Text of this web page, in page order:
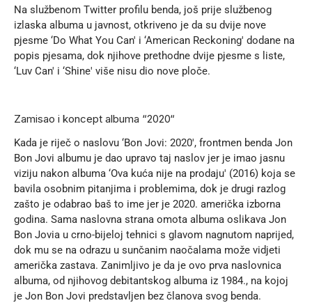
Na službenom Twitter profilu benda, još prije službenog
izlaska albuma u javnost, otkriveno je da su dvije nove
pjesme ‘Do What You Can' i ‘American Reckoning' dodane na
popis pjesama, dok njihove prethodne dvije pjesme s liste,
‘Luv Can' i ‘Shine' više nisu dio nove ploče.
Zamisao i koncept albuma “2020“
Kada je riječ o naslovu ‘Bon Jovi: 2020', frontmen benda Jon
Bon Jovi albumu je dao upravo taj naslov jer je imao jasnu
viziju nakon albuma ‘Ova kuća nije na prodaju' (2016) koja se
bavila osobnim pitanjima i problemima, dok je drugi razlog
zašto je odabrao baš to ime jer je 2020. američka izborna
godina. Sama naslovna strana omota albuma oslikava Jon
Bon Jovia u crno-bijeloj tehnici s glavom nagnutom naprijed,
dok mu se na odrazu u sunčanim naočalama može vidjeti
američka zastava. Zanimljivo je da je ovo prva naslovnica
albuma, od njihovog debitantskog albuma iz 1984., na kojoj
je Jon Bon Jovi predstavljen bez članova svog benda.